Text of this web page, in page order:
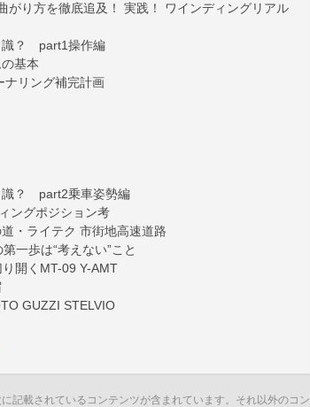
がり方を徹底追及！ 実践！ ワインディングリアル
識？ part1操作編
基本
ナリング補完計画
識？ part2乗車姿勢編
ングポジション考
・ライテク 市街地高速道路
一歩は“考えない”こと
り開くMT-09 Y-AMT
GUZZI STELVIO
記載されているコンテンツが含まれています。それ以外のコン